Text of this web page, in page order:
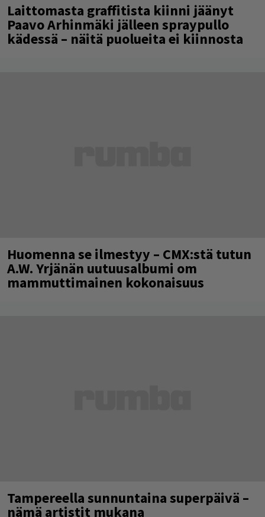
Laittomasta graffitista kiinni jäänyt
Paavo Arhinmäki jälleen spraypullo
kädessä – näitä puolueita ei kiinnosta
Huomenna se ilmestyy – CMX:stä tutun
A.W. Yrjänän uutuusalbumi om
mammuttimainen kokonaisuus
Tampereella sunnuntaina superpäivä –
nämä artistit mukana